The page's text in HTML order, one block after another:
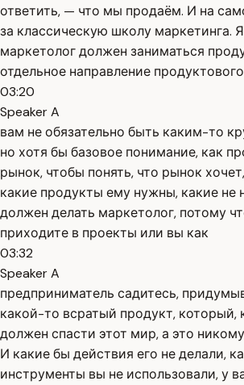
ответить, — что мы продаём. И на
за классическую школу маркетинга.
маркетолог должен заниматься
отдельное направление
03:20
Speaker A
вам не обязательно быть каким-то
но хотя бы базовое понимание, как
рынок, чтобы понять, что рынок
какие продукты ему нужны, какие не
должен делать маркетолог, потому
приходите в проекты или вы как
03:32
Speaker A
предприниматель садитесь,
какой-то всратый продукт, который,
должен спасти этот мир, а это
И какие бы действия его не делали,
инструменты вы не использовали, у